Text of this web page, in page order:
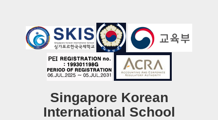
Singapore Korean
International School